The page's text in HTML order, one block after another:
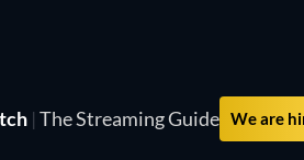
| The Streaming Guide We are